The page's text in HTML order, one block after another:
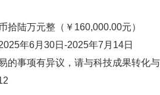
拾陆万元整（￥160,000.00元）
年6月30日-2025年7月14日
的事项有异议，请与科技成果转化